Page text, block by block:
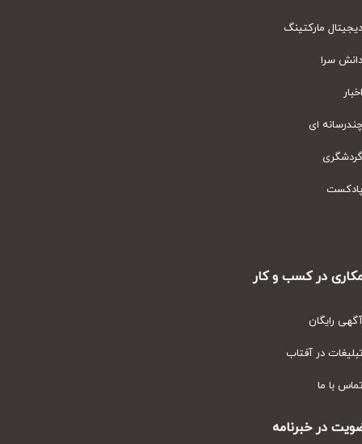
مارکتینگ
سرا
ای
در کسب و کار
رایگان
در آفتاب
با ما
در خبرنامه